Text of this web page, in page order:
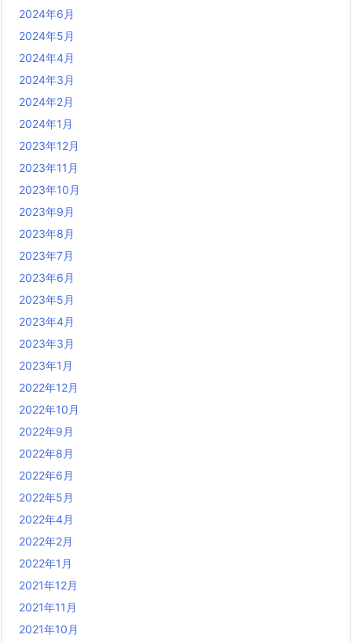
2024年6月
2024年5月
2024年4月
2024年3月
2024年2月
2024年1月
2023年12月
2023年11月
2023年10月
2023年9月
2023年8月
2023年7月
2023年6月
2023年5月
2023年4月
2023年3月
2023年1月
2022年12月
2022年10月
2022年9月
2022年8月
2022年6月
2022年5月
2022年4月
2022年2月
2022年1月
2021年12月
2021年11月
2021年10月